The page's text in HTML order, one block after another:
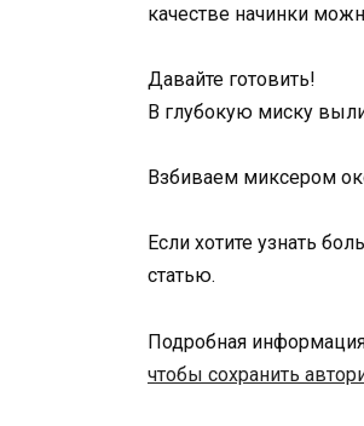
качестве начинки
Давайте готовить!
В глубокую миску
Взбиваем миксером
Если хотите узнать
статью.
Подробная
чтобы сохранить